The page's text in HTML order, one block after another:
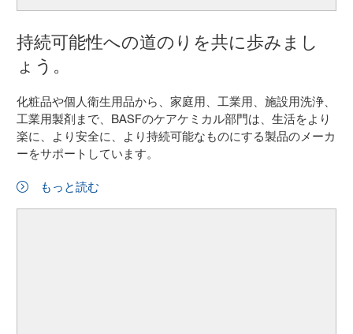
持続可能性への道のりを共に歩みまし
ょう。
化粧品や個人衛生用品から、家庭用、工業用、施設用洗浄、
工業用製剤まで、BASFのケアケミカル部門は、生活をより
楽に、より安全に、より持続可能なものにする製品のメーカ
ーをサポートしています。
もっと読む